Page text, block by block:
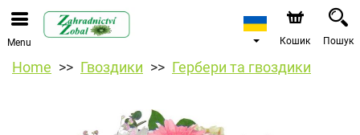
Menu Кошик Пошук
Home Гвоздики Гербери та гвоздики